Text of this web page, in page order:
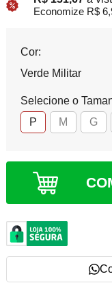
Economize R$
Cor:
Verde Militar
Selecione o
P
M G